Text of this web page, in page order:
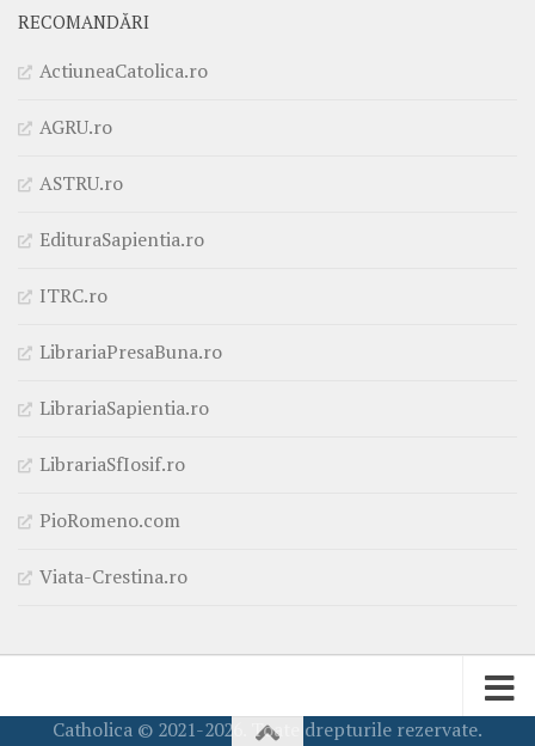
RECOMANDĂRI
ActiuneaCatolica.ro
AGRU.ro
ASTRU.ro
EdituraSapientia.ro
ITRC.ro
LibrariaPresaBuna.ro
LibrariaSapientia.ro
LibrariaSfIosif.ro
PioRomeno.com
Viata-Crestina.ro
Catholica © 2021-2026. Toate drepturile rezervate.